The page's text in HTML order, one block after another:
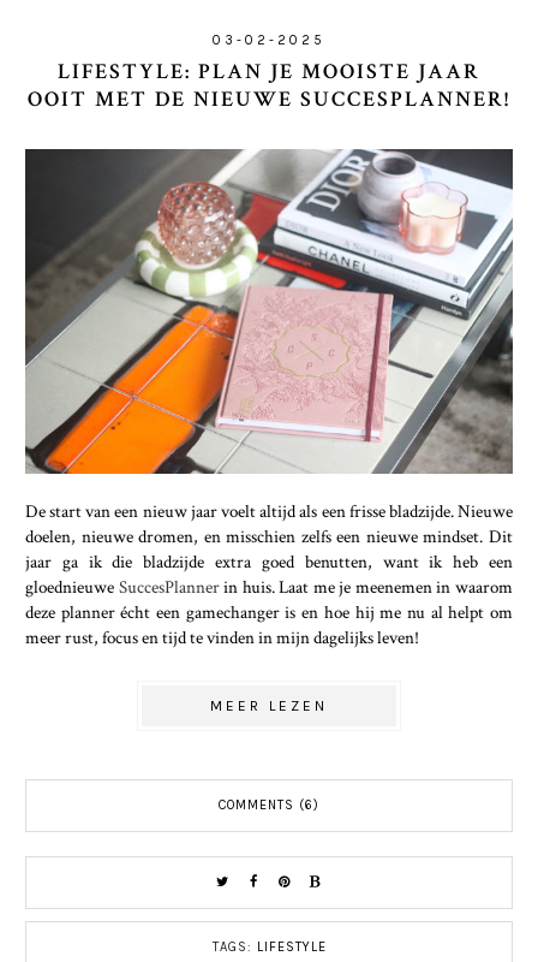
03-02-2025
LIFESTYLE: PLAN JE MOOISTE JAAR
OOIT MET DE NIEUWE SUCCESPLANNER!
De start van een nieuw jaar voelt altijd als een frisse bladzijde. Nieuwe
doelen, nieuwe dromen, en misschien zelfs een nieuwe mindset. Dit
jaar ga ik die bladzijde extra goed benutten, want ik heb een
gloednieuwe SuccesPlannerin huis. Laat me je meenemen in waarom
deze planner écht een gamechanger is en hoe hij me nu al helpt om
meer rust, focus en tijd te vinden in mijn dagelijks leven!
MEER LEZEN
COMMENTS (6)
TAGS: LIFESTYLE